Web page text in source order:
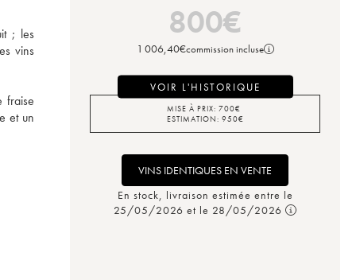
; les
vins
fraise
et un
800€
1 006,40€commission incluse
VOIR L'HISTORIQUE
MISE À PRIX: 700€
ESTIMATION: 950€
VINS IDENTIQUES EN VENTE
En stock, livraison estimée entre le
25/05/2026 et le 28/05/2026